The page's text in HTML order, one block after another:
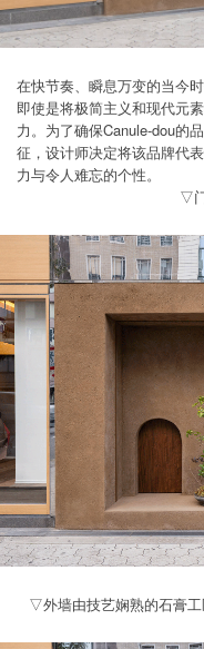
在快节奏、瞬息万变的当今
即使是将极简主义和现代元
力。为了确保Canule-dou的
征，设计师决定将该品牌代
力与令人难忘的个性。
▽
▽外墙由技艺娴熟的石膏